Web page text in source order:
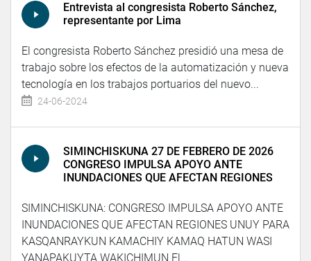
Entrevista al congresista Roberto Sánchez,
representante por Lima
El congresista Roberto Sánchez presidió una mesa de
trabajo sobre los efectos de la automatización y nueva
tecnología en los trabajos portuarios del nuevo...
24-06-2024
SIMINCHISKUNA 27 DE FEBRERO DE 2026
CONGRESO IMPULSA APOYO ANTE
INUNDACIONES QUE AFECTAN REGIONES
SIMINCHISKUNA: CONGRESO IMPULSA APOYO ANTE
INUNDACIONES QUE AFECTAN REGIONES UNUY PARA
KASQANRAYKUN KAMACHIY KAMAQ HATUN WASI
YANAPAKUYTA WAKICHIMUN El...